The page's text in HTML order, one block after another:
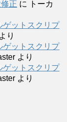
正 に
トーカ
ゲットスクリプ
より
ゲットスクリプ
より
ゲットスクリプ
より